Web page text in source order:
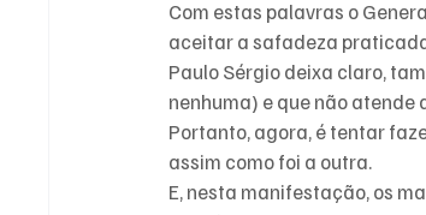
Com estas palavras o
aceitar a safadeza
Paulo Sérgio deixa claro,
nenhuma) e que não atende
Portanto, agora, é tentar
assim como foi a outra.
E, nesta manifestação, os